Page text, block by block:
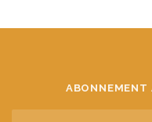
ABONNEMENT